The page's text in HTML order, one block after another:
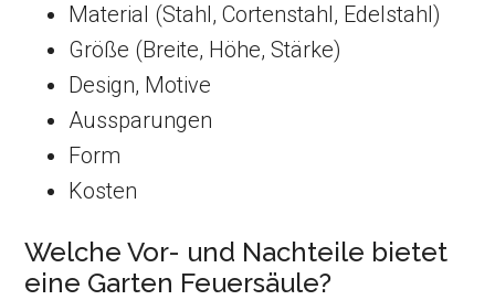
Material (Stahl, Cortenstahl, Edelstahl)
Größe (Breite, Höhe, Stärke)
Design, Motive
Aussparungen
Form
Kosten
Welche Vor- und Nachteile bietet
eine Garten Feuersäule?